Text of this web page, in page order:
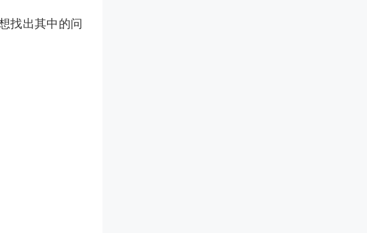
找出其中的问